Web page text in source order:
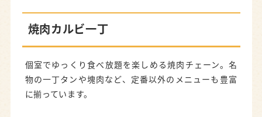
焼肉カルビ一丁
個室でゆっくり食べ放題を楽しめる焼肉チェーン。名
物の一丁タンや塊肉など、定番以外のメニューも豊富
に揃っています。